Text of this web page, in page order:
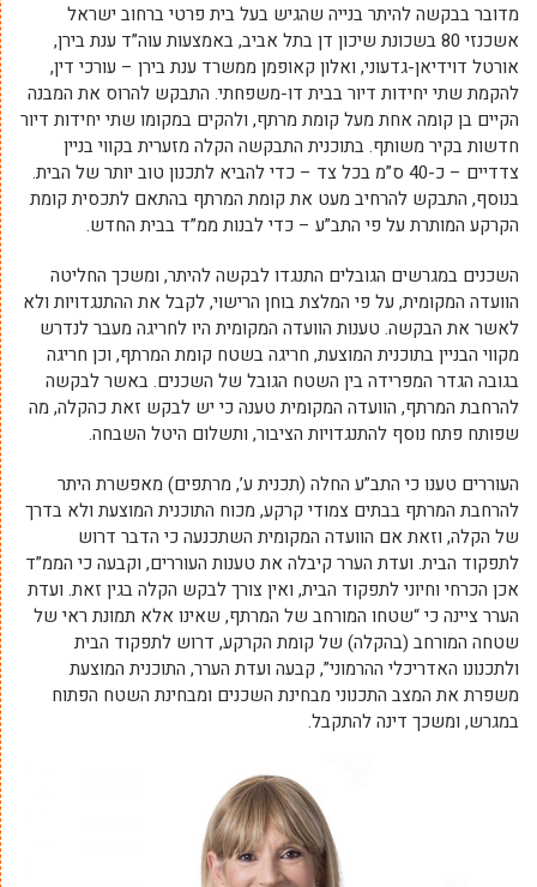
מדובר בבקשה להיתר בנייה שהגיש בעל בית פרטי ברחוב ישראל
אשכנזי 80 בשכונת שיכון דן בתל אביב, באמצעות עוה”ד ענת בירן,
אורטל דוידיאן-גדעוני, ואלון קאופמן ממשרד ענת בירן – עורכי דין,
להקמת שתי יחידות דיור בבית דו-משפחתי. התבקש להרוס את המבנה
הקיים בן קומה אחת מעל קומת מרתף, ולהקים במקומו שתי יחידות דיור
חדשות בקיר משותף. בתוכנית התבקשה הקלה מזערית בקווי בניין
צדדיים – כ-40 ס”מ בכל צד – כדי להביא לתכנון טוב יותר של הבית.
בנוסף, התבקש להרחיב מעט את קומת המרתף בהתאם לתכסית קומת
הקרקע המותרת על פי התב”ע – כדי לבנות ממ”ד בבית החדש.
השכנים במגרשים הגובלים התנגדו לבקשה להיתר, ומשכך החליטה
הוועדה המקומית, על פי המלצת בוחן הרישוי, לקבל את ההתנגדויות ולא
לאשר את הבקשה. טענות הוועדה המקומית היו לחריגה מעבר לנדרש
מקווי הבניין בתוכנית המוצעת, חריגה בשטח קומת המרתף, וכן חריגה
בגובה הגדר המפרידה בין השטח הגובל של השכנים. באשר לבקשה
להרחבת המרתף, הוועדה המקומית טענה כי יש לבקש זאת כהקלה, מה
שפותח פתח נוסף להתנגדויות הציבור, ותשלום היטל השבחה.
העוררים טענו כי התב”ע החלה (תכנית ע’, מרתפים) מאפשרת היתר
להרחבת המרתף בבתים צמודי קרקע, מכוח התוכנית המוצעת ולא בדרך
של הקלה, וזאת אם הוועדה המקומית השתכנעה כי הדבר דרוש
לתפקוד הבית. ועדת הערר קיבלה את טענות העוררים, וקבעה כי הממ”ד
אכן הכרחי וחיוני לתפקוד הבית, ואין צורך לבקש הקלה בגין זאת. ועדת
הערר ציינה כי “שטחו המורחב של המרתף, שאינו אלא תמונת ראי של
שטחה המורחב (בהקלה) של קומת הקרקע, דרוש לתפקוד הבית
ולתכנונו האדריכלי ההרמוני”, קבעה ועדת הערר, התוכנית המוצעת
משפרת את המצב התכנוני מבחינת השכנים ומבחינת השטח הפתוח
במגרש, ומשכך דינה להתקבל.